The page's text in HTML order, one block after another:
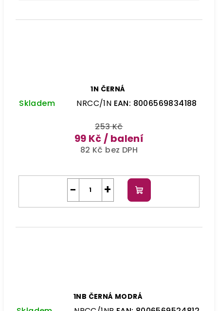
1N ČERNÁ
Skladem NRCC/1N EAN: 8006569834188
253 Kč
99 Kč / balení
82 Kč bez DPH
+
− Do
košíku
1NB ČERNÁ MODRÁ